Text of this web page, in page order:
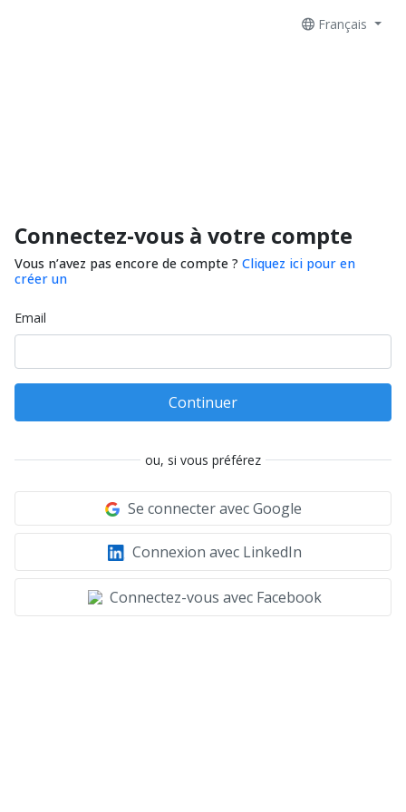
Français
Connectez-vous à votre compte
Vous n’avez pas encore de compte ? Cliquez ici pour en
créer un
Email
Continuer
ou, si vous préférez
Se connecter avec Google
Connexion avec LinkedIn
Connectez-vous avec Facebook